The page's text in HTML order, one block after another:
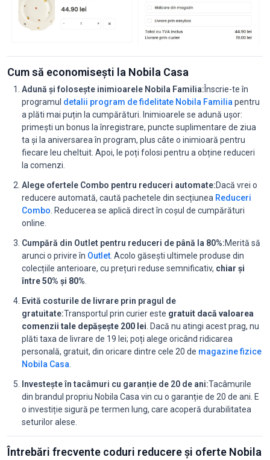
Cum să economisești la Nobila Casa
Adună și folosește inimioarele Nobila Familia:Înscrie-te în
programul detalii program de fidelitate Nobila Familia pentru
a plăti mai puțin la cumpărături. Inimioarele se adună ușor:
primești un bonus la înregistrare, puncte suplimentare de ziua
ta și la aniversarea în program, plus câte o inimioară pentru
fiecare leu cheltuit. Apoi, le poți folosi pentru a obține reduceri
la comenzi.
Alege ofertele Combo pentru reduceri automate:Dacă vrei o
reducere automată, caută pachetele din secțiunea Reduceri
Combo . Reducerea se aplică direct în coșul de cumpărături
online.
Cumpără din Outlet pentru reduceri de până la 80%:Merită să
arunci o privire în Outlet . Acolo găsești ultimele produse din
colecțiile anterioare, cu prețuri reduse semnificativ, chiar și
între 50% și 80%
Evită costurile de livrare prin pragul de
gratuitate:Transportul prin curier este gratuit dacă valoarea
comenzii tale depășește 200 lei . Dacă nu atingi acest prag, nu
plăti taxa de livrare de 19 lei; poți alege oricând ridicarea
personală, gratuit, din oricare dintre cele 20 de magazine fizice
Nobila Casa
Investește în tacâmuri cu garanție de 20 de ani:Tacâmurile
din brandul propriu Nobila Casa vin cu o garanție de 20 de ani. E
o investiție sigură pe termen lung, care acoperă durabilitatea
seturilor alese.
Întrebări frecvente coduri reducere și oferte Nobila